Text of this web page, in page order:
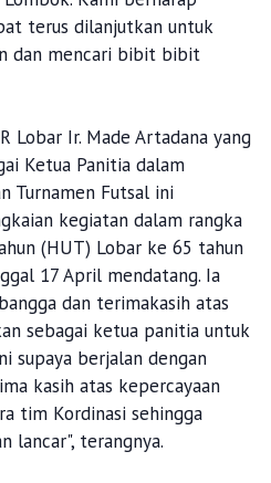
terus dilanjutkan untuk
dan mencari bibit bibit
Lobar Ir. Made Artadana yang
Ketua Panitia dalam
Turnamen Futsal ini
kegiatan dalam rangka
(HUT) Lobar ke 65 tahun
17 April mendatang. Ia
dan terimakasih atas
sebagai ketua panitia untuk
supaya berjalan dengan
kasih atas kepercayaan
tim Kordinasi sehingga
lancar", terangnya.